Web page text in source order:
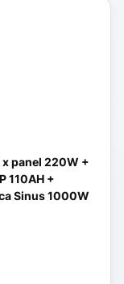
panel 220W +
110AH +
Sinus 1000W